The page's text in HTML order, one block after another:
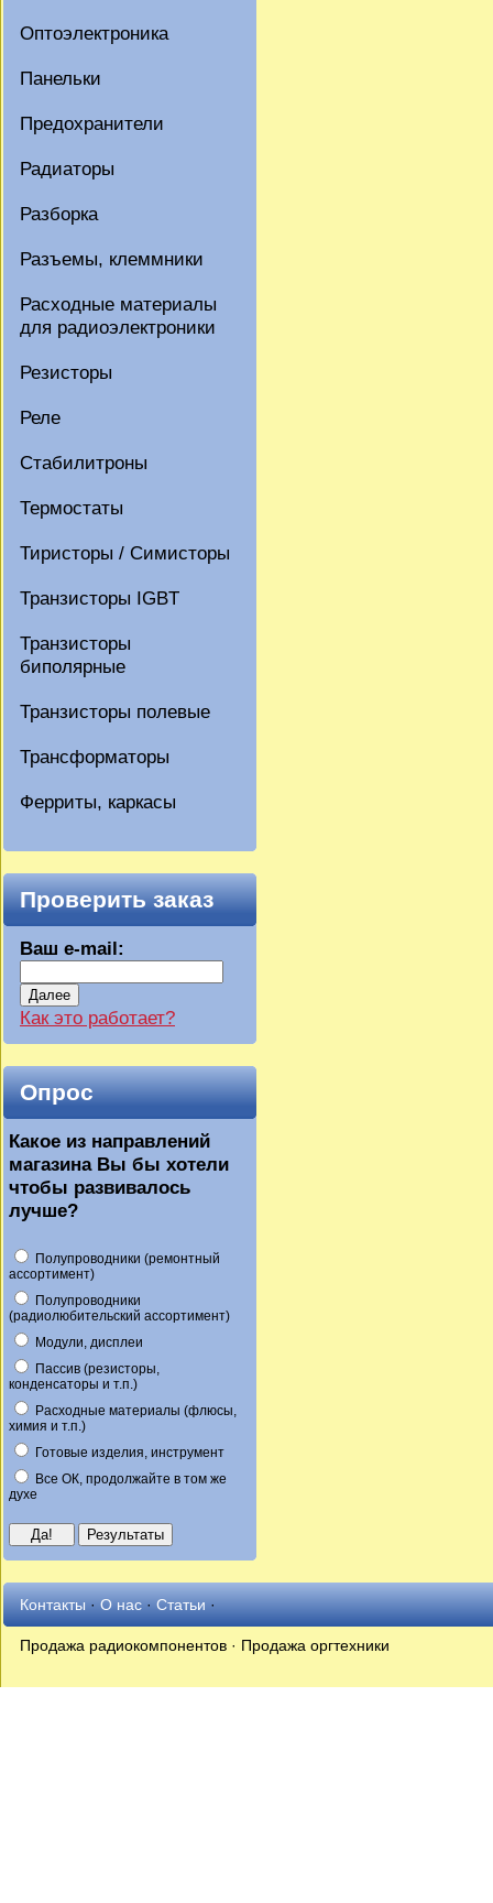
Оптоэлектроника
Панельки
Предохранители
Радиаторы
Разборка
Разъемы, клеммники
Расходные материалы
для радиоэлектроники
Резисторы
Реле
Стабилитроны
Термостаты
Тиристоры / Симисторы
Транзисторы IGBT
Транзисторы
биполярные
Транзисторы полевые
Трансформаторы
Ферриты, каркасы
Проверить заказ
Ваш e-mail:
Далее
Как это работает?
Опрос
Какое из направлений
магазина Вы бы хотели
чтобы развивалось
лучше?
Полупроводники (ремонтный
ассортимент)
Полупроводники
(радиолюбительский ассортимент)
Модули, дисплеи
Пассив (резисторы,
конденсаторы и т.п.)
Расходные материалы (флюсы,
химия и т.п.)
Готовые изделия, инструмент
Все ОК, продолжайте в том же
духе
Контакты·О нас·Статьи·
Продажа радиокомпонентов · Продажа оргтехники